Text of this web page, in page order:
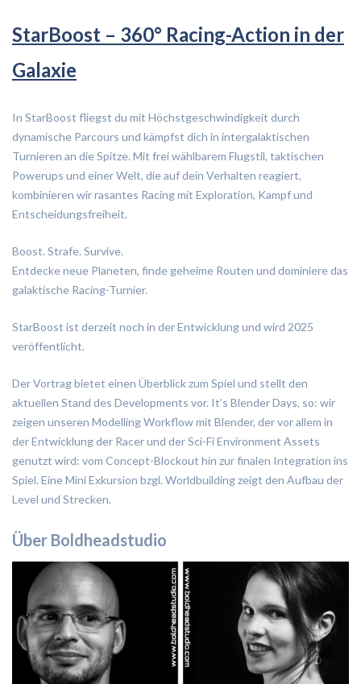
StarBoost – 360° Racing-Action in der
Galaxie
In StarBoost fliegst du mit Höchstgeschwindigkeit durch
dynamische Parcours und kämpfst dich in intergalaktischen
Turnieren an die Spitze. Mit frei wählbarem Flugstil, taktischen
Powerups und einer Welt, die auf dein Verhalten reagiert,
kombinieren wir rasantes Racing mit Exploration, Kampf und
Entscheidungsfreiheit.
Boost. Strafe. Survive.
Entdecke neue Planeten, finde geheime Routen und dominiere das
galaktische Racing-Turnier.
StarBoost ist derzeit noch in der Entwicklung und wird 2025
veröffentlicht.
Der Vortrag bietet einen Überblick zum Spiel und stellt den
aktuellen Stand des Developments vor. It’s Blender Days, so: wir
zeigen unseren Modelling Workflow mit Blender, der vor allem in
der Entwicklung der Racer und der Sci-Fi Environment Assets
genutzt wird: vom Concept-Blockout hin zur finalen Integration ins
Spiel. Eine Mini Exkursion bzgl. Worldbuilding zeigt den Aufbau der
Level und Strecken.
Über Boldheadstudio